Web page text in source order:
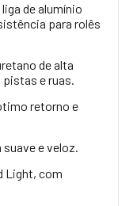
de alumínio
para rolês
de alta
pistas e ruas.
retorno e
suave e veloz.
Light, com